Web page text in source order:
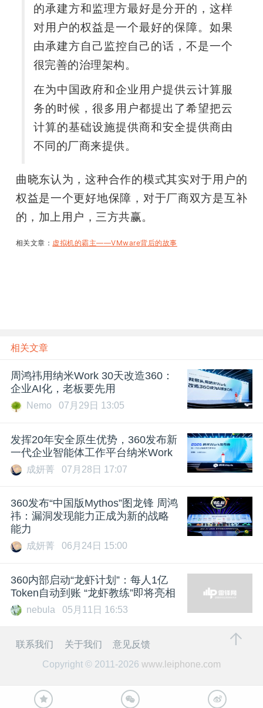
的承建方和监理方最好是分开的，这样
对用户的权益是一个最好的保障。如果
由承建方自己监控自己的话，不是一个
很完善的治理架构。
在为中国政府和企业用户提供云计算服
务的时候，很多用户都提出了希望把云
计算的基础设施提供商和安全提供商由
不同的厂商来提供。
曲晓东认为，这种合作的模式其实对于用户的
权益是一个更好地保障，对于厂商双方是互补
的，加上用户，三方共赢。
相关文章： 虚拟机的霸主——VMware背后的故事
相关文章
周鸿祎用纳米Work 30天改造360：
企业AI化，老板要先用
Nemo 07月29日 13:05
发挥20年安全原生优势，360发布新
一代企业智能体工作平台纳米Work
成妍菁 07月28日 17:07
360发布“中国版Mythos”图龙锋 周鸿
祎：漏洞发现能力正成为新的战略
能力
成妍菁 06月24日 15:00
360内部启动“龙虾计划”：每人1亿
Token自动到账 “龙虾教练”即将亮相
nebula 05月11日 16:53
联系我们 关于我们
意见反馈
Copyright © 2011-2026 www.leiphone.com